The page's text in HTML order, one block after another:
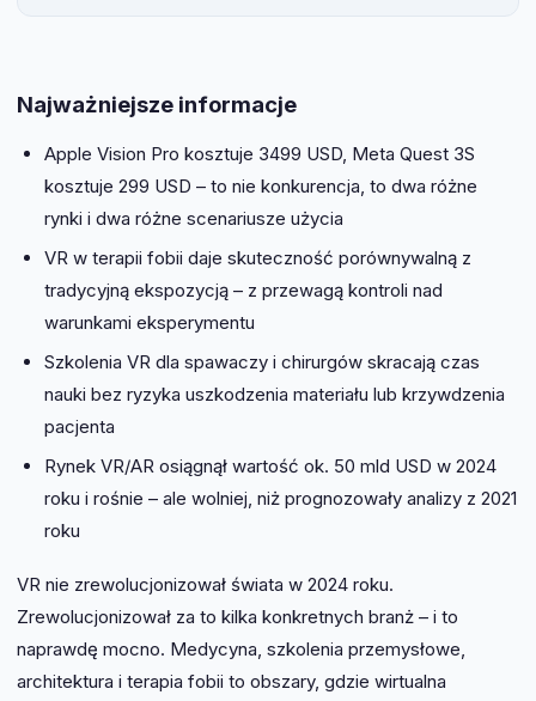
Najważniejsze informacje
Apple Vision Pro kosztuje 3499 USD, Meta Quest 3S
kosztuje 299 USD – to nie konkurencja, to dwa różne
rynki i dwa różne scenariusze użycia
VR w terapii fobii daje skuteczność porównywalną z
tradycyjną ekspozycją – z przewagą kontroli nad
warunkami eksperymentu
Szkolenia VR dla spawaczy i chirurgów skracają czas
nauki bez ryzyka uszkodzenia materiału lub krzywdzenia
pacjenta
Rynek VR/AR osiągnął wartość ok. 50 mld USD w 2024
roku i rośnie – ale wolniej, niż prognozowały analizy z 2021
roku
VR nie zrewolucjonizował świata w 2024 roku.
Zrewolucjonizował za to kilka konkretnych branż – i to
naprawdę mocno. Medycyna, szkolenia przemysłowe,
architektura i terapia fobii to obszary, gdzie wirtualna